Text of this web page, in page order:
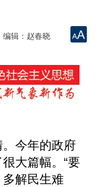
辑：赵春晓
今年的政府
大篇幅。“要
解民生难